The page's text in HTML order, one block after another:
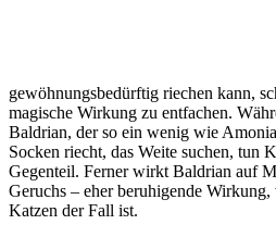
gewöhnungsbedürftig riechen kann,
magische Wirkung zu entfachen.
Baldrian, der so ein wenig wie
Socken riecht, das Weite suchen, tun
Gegenteil. Ferner wirkt Baldrian auf
Geruchs – eher beruhigende
Katzen der Fall ist.